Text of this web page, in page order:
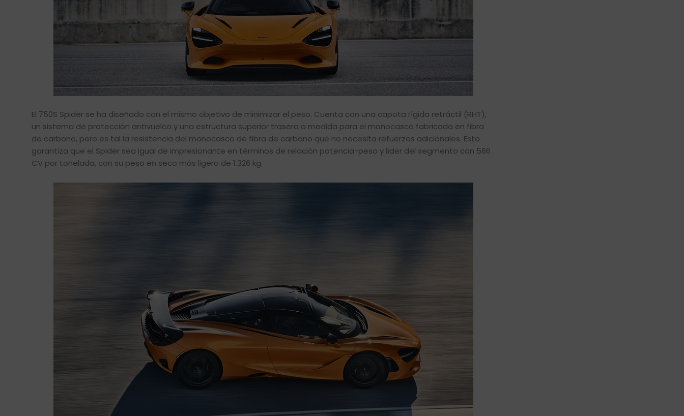
El 750S Spider se ha diseñado con el mismo objetivo de minimizar el peso. Cuenta con una capota rígida retráctil (RHT),
un sistema de protección antivuelco y una estructura superior trasera a medida para el monocasco fabricada en fibra
de carbono, pero es tal la resistencia del monocasco de fibra de carbono que no necesita refuerzos adicionales. Esto
garantiza que el Spider sea igual de impresionante en términos de relación potencia-peso y líder del segmento con 566
CV por tonelada, con su peso en seco más ligero de 1.326 kg.